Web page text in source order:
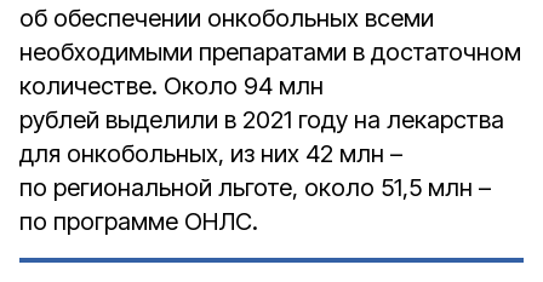
об обеспечении онкобольных всеми
необходимыми препаратами в достаточном
количестве. Около 94 млн
рублей выделили в 2021 году на лекарства
для онкобольных, из них 42 млн –
по региональной льготе, около 51,5 млн –
по программе ОНЛС.